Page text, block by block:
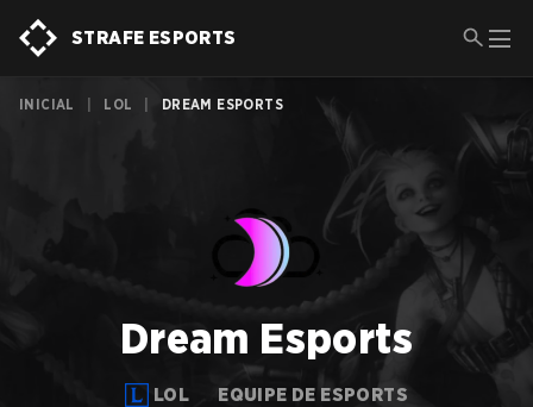
STRAFE ESPORTS
INICIAL LOL DREAM ESPORTS
Dream Esports
LOL EQUIPE DE ESPORTS